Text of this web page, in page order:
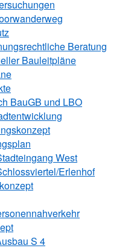
Beratung
Bauleitpläne
BauGB und LBO
West
Erlenhof
S 4